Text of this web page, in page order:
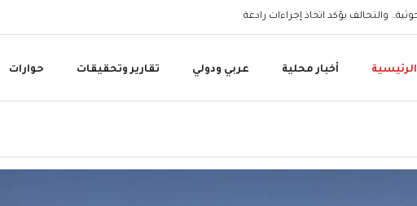
الرئيسية أخبار محلية عربي ودولي تقارير وتحقيقات حوارات